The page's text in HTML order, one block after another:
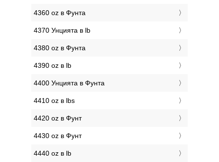
4360 oz в Фунтa
4370 Унцията в lb
4380 oz в Фунтa
4390 oz в lb
4400 Унцията в Фунтa
4410 oz в lbs
4420 oz в Фунт
4430 oz в Фунт
4440 oz в lb